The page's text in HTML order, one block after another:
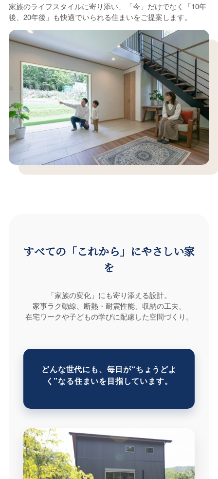
家族のライフスタイルに寄り添い、「今」だけでなく「10年
後、20年後」も快適でいられる住まいをご提案します。
すべての「これから」にやさしい家
を
「家族の変化」にも寄り添える設計。
家事ラク動線、断熱・耐震性能、収納の工夫、
在宅ワークや子どもの学びに配慮した空間づくり。
どんな世代にも、毎日が“ちょうどよ
く”なる住まいを目指しています。